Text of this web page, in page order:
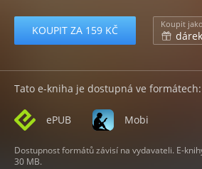
KOUPIT ZA 159 KČ Koupit jako
dárek
Tato e-kniha je dostupná ve formátech:
ePUB Mobi
Dostupnost formátů závisí na vydavateli. E-
30 MB.